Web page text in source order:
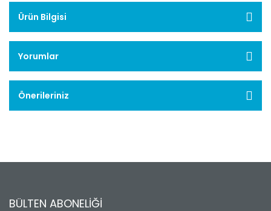
Ürün Bilgisi
Yorumlar
Önerileriniz
BÜLTEN ABONELİĞİ